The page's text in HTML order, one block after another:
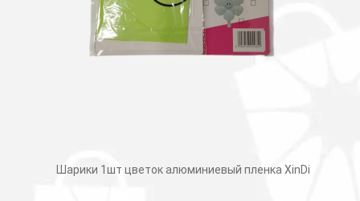
Шарики 1шт цветок алюминиевый пленка XinDi